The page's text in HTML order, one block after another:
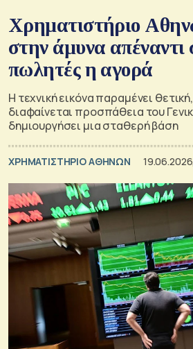
Χρηματιστήριο
στην άμυνα απέναντι
πωλητές η αγορά
Η τεχνική εικόνα παραμένει
διαφαίνεται προσπάθεια του
δημιουργήσει μια σταθερή βάση
XΡΗΜΑΤΙΣΤΗΡΙΟ ΑΘΗΝΩΝ